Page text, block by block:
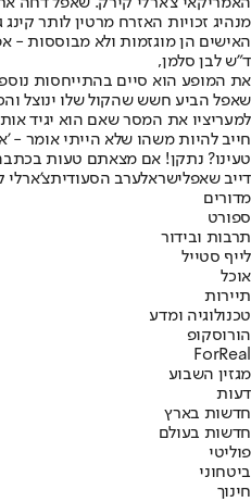
מנהיג זכויות האזרח מרטין לותר קינג
האישים הן מוגזמות ולא מבוססות -
ד"ש לבן סלמן,
את המופע הוא סיים בהתייחסות
שאפל הביע חשש שהקול שלו ינוצל
למעריציו את המסר שאם הוא יגיד
חייב להיות משהו שלא הייתי אומר -
טעינו? נתקן! אם מצאתם טעות
דייב שאפלישראלערב הסעודיתצ'ארלי
מדורים
ספורט
תרבות ובידור
לייף סטייל
אוכל
תיירות
טכנולוגיה ומדע
הורוסקופ
ForReal
מגזין השבוע
דעות
חדשות בארץ
חדשות בעולם
פוליטי
ביטחוני
חינוך